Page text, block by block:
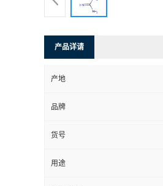
产品详请
产地
品牌
货号
用途